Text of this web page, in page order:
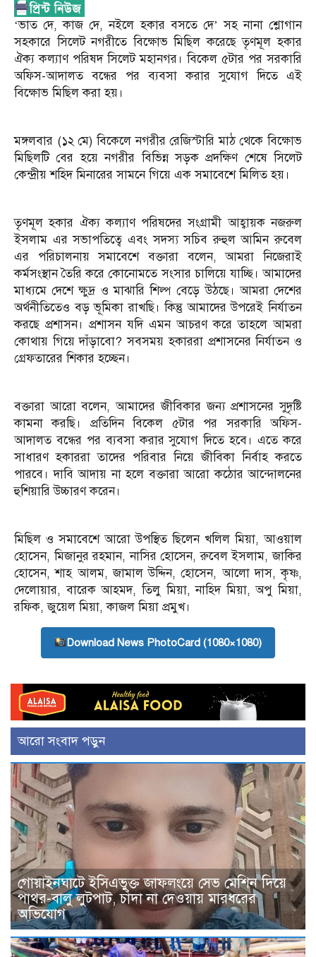
‘ভাত দে, কাজ দে, নইলে হকার বসতে দে’ সহ নানা শ্লোগান
সহকারে সিলেট নগরীতে বিক্ষোভ মিছিল করেছে তৃণমূল হকার
ঐক্য কল্যাণ পরিষদ সিলেট মহানগর। বিকেল ৫টার পর সরকারি
অফিস-আদালত বন্ধের পর ব্যবসা করার সুযোগ দিতে এই
বিক্ষোভ মিছিল করা হয়।
মঙ্গলবার (১২ মে) বিকেলে নগরীর রেজিস্টারি মাঠ থেকে বিক্ষোভ
মিছিলটি বের হয়ে নগরীর বিভিন্ন সড়ক প্রদক্ষিণ শেষে সিলেট
কেন্দ্রীয় শহিদ মিনারের সামনে গিয়ে এক সমাবেশে মিলিত হয়।
তৃণমূল হকার ঐক্য কল্যাণ পরিষদের সংগ্রামী আহ্বায়ক নজরুল
ইসলাম এর সভাপতিত্বে এবং সদস্য সচিব রুহুল আমিন রুবেল
এর পরিচালনায় সমাবেশে বক্তারা বলেন, আমরা নিজেরাই
কর্মসংস্থান তৈরি করে কোনোমতে সংসার চালিয়ে যাচ্ছি। আমাদের
মাধ্যমে দেশে ক্ষুদ্র ও মাঝারি শিল্প বেড়ে উঠছে। আমরা দেশের
অর্থনীতিতেও বড় ভূমিকা রাখছি। কিন্তু আমাদের উপরেই নির্যাতন
করছে প্রশাসন। প্রশাসন যদি এমন আচরণ করে তাহলে আমরা
কোথায় গিয়ে দাঁড়াবো? সবসময় হকাররা প্রশাসনের নির্যাতন ও
গ্রেফতারের শিকার হচ্ছেন।
বক্তারা আরো বলেন, আমাদের জীবিকার জন্য প্রশাসনের সুদৃষ্টি
কামনা করছি। প্রতিদিন বিকেল ৫টার পর সরকারি অফিস-
আদালত বন্ধের পর ব্যবসা করার সুযোগ দিতে হবে। এতে করে
সাধারণ হকাররা তাদের পরিবার নিয়ে জীবিকা নির্বাহ করতে
পারবে। দাবি আদায় না হলে বক্তারা আরো কঠোর আন্দোলনের
হুশিয়ারি উচ্চারণ করেন।
মিছিল ও সমাবেশে আরো উপস্থিত ছিলেন খলিল মিয়া, আওয়াল
হোসেন, মিজানুর রহমান, নাসির হোসেন, রুবেল ইসলাম, জাকির
হোসেন, শাহ আলম, জামাল উদ্দিন, হোসেন, আলো দাস, কৃষ্ণ,
দেলোয়ার, বারেক আহমদ, তিলু মিয়া, নাহিদ মিয়া, অপু মিয়া,
রফিক, জুয়েল মিয়া, কাজল মিয়া প্রমুখ।
Download News PhotoCard (1080×1080)
আরো সংবাদ পড়ুন
গোয়াইনঘাটে ইসিএভুক্ত জাফলংয়ে সেভ মেশিন দিয়ে
পাথর-বালু লুটপাট, চাঁদা না দেওয়ায় মারধরের
অভিযোগ